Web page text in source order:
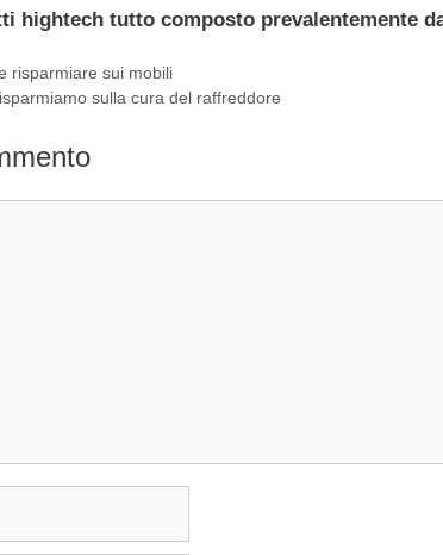
hightech tutto composto prevalentemente
risparmiare sui mobili
sulla cura del raffreddore